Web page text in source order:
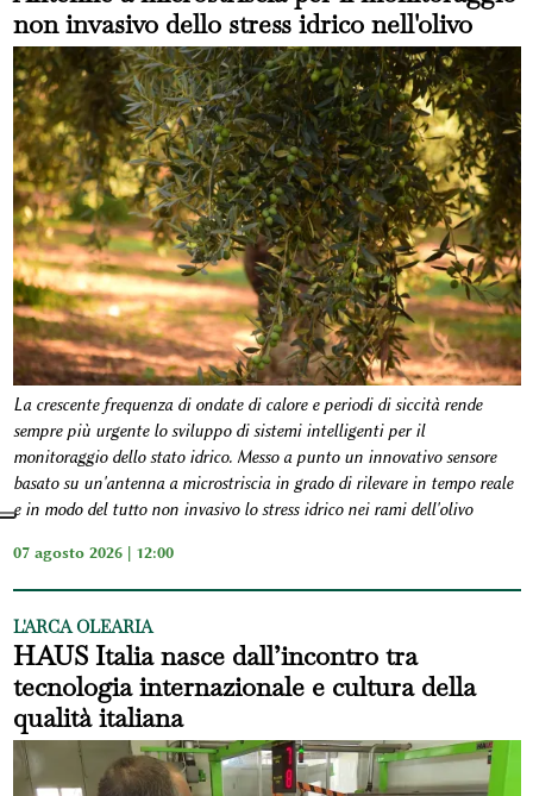
non invasivo dello stress idrico nell'olivo
La crescente frequenza di ondate di calore e periodi di siccità rende
sempre più urgente lo sviluppo di sistemi intelligenti per il
monitoraggio dello stato idrico. Messo a punto un innovativo sensore
basato su un'antenna a microstriscia in grado di rilevare in tempo reale
e in modo del tutto non invasivo lo stress idrico nei rami dell'olivo
07 agosto 2026 | 12:00
L'ARCA OLEARIA
HAUS Italia nasce dall’incontro tra
tecnologia internazionale e cultura della
qualità italiana